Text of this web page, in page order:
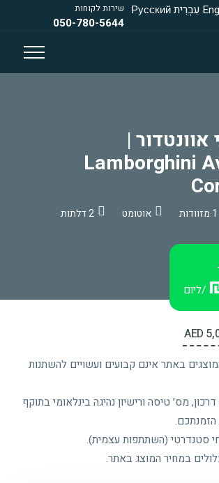
עִבְרִית Русский שירות לקוחות
050-780-5644
אוונטדור |
Lamborghini
1 מזוודות אוטומט 2 דלתות
/ליום
באתר אינם קבועים ועשויים להשתנות
מס׳ טיסה ורישיון נהיגה בינלאומי בתוקף
סטנדרטי (השתתפות עצמית).